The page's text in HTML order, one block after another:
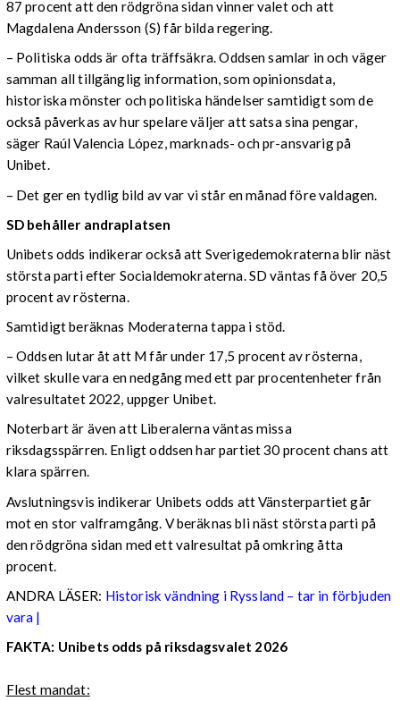
87 procent att den rödgröna sidan vinner valet och att
Magdalena Andersson (S) får bilda regering.
– Politiska odds är ofta träffsäkra. Oddsen samlar in och väger
samman all tillgänglig information, som opinionsdata,
historiska mönster och politiska händelser samtidigt som de
också påverkas av hur spelare väljer att satsa sina pengar,
säger Raúl Valencia López, marknads- och pr-ansvarig på
Unibet.
– Det ger en tydlig bild av var vi står en månad före valdagen.
SD behåller andraplatsen
Unibets odds indikerar också att Sverigedemokraterna blir näst
största parti efter Socialdemokraterna. SD väntas få över 20,5
procent av rösterna.
Samtidigt beräknas Moderaterna tappa i stöd.
– Oddsen lutar åt att M får under 17,5 procent av rösterna,
vilket skulle vara en nedgång med ett par procentenheter från
valresultatet 2022, uppger Unibet.
Noterbart är även att Liberalerna väntas missa
riksdagsspärren. Enligt oddsen har partiet 30 procent chans att
klara spärren.
Avslutningsvis indikerar Unibets odds att Vänsterpartiet går
mot en stor valframgång. V beräknas bli näst största parti på
den rödgröna sidan med ett valresultat på omkring åtta
procent.
ANDRA LÄSER: Historisk vändning i Ryssland – tar in förbjuden
vara |
FAKTA: Unibets odds på riksdagsvalet 2026
Flest mandat: